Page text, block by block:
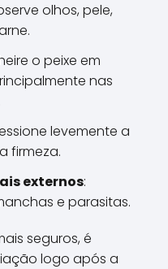
olhos, pele,
o peixe em
nas
levemente a
firmeza.
externos:
e parasitas.
seguros, é
logo após a